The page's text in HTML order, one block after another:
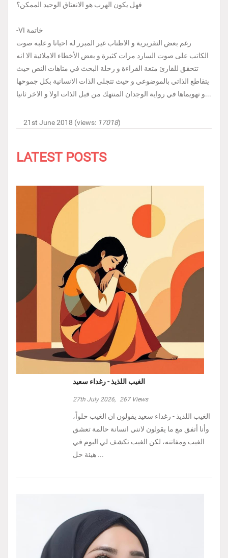
فهل يكون الهرب هو الانعتاق الوحيد الممكن؟
-VI خاتمة
رغم بعض التقريرية و الاطناب غير المبرر له احيانا و غلبه صوت
الكاتب على صوت السارد مرات كثيرة و بعض الأخطاء الاملائية الا انه
تتحقق للقارئ متعة القراءة و رحلة البحث في متاهات النص حيث
يتقاطع الذاتي بالموضوعي و حيث تتجلى الذات الانسانية بكل جموحها
و تهويماها في رواية الوجدان المنتهك من قبل الذات اولا و الاخر ثانيا...
21st June 2018 (views: 17018)
LATEST POSTS
الغيب اللذيذ - رغداء سعيد
27th July 2026, 267Views
الغيب اللذيذ - رغداء سعيد يقولون ان الغيب حلواً،
وأنا أتفق مع ما يقولون لانني انسانة حالمة تعشق
الغيب ومفاتنه، لكن الغيب تكشف لي اليوم في
هيئة حل ...